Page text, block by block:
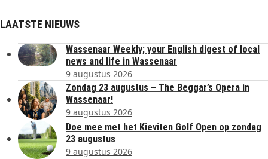
LAATSTE NIEUWS
Wassenaar Weekly; your English digest of local
news and life in Wassenaar
9 augustus 2026
Zondag 23 augustus – The Beggar’s Opera in
Wassenaar!
9 augustus 2026
Doe mee met het Kieviten Golf Open op zondag
23 augustus
9 augustus 2026